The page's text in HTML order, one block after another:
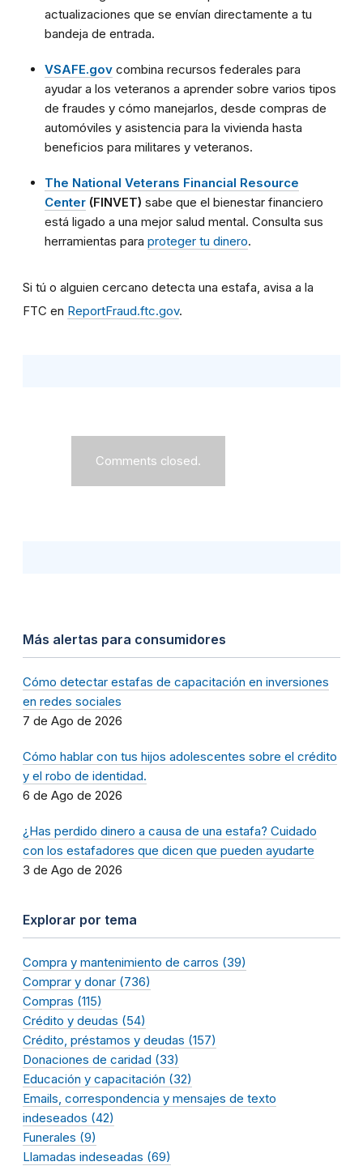
actualizaciones que se envían directamente a tu
bandeja de entrada.
VSAFE.gov combina recursos federales para
ayudar a los veteranos a aprender sobre varios tipos
de fraudes y cómo manejarlos, desde compras de
automóviles y asistencia para la vivienda hasta
beneficios para militares y veteranos.
The National Veterans Financial Resource
Center (FINVET) sabe que el bienestar financiero
está ligado a una mejor salud mental. Consulta sus
herramientas para proteger tu dinero.
Si tú o alguien cercano detecta una estafa, avisa a la
FTC en ReportFraud.ftc.gov.
Comments closed.
Más alertas para consumidores
Cómo detectar estafas de capacitación en inversiones
en redes sociales
7 de Ago de 2026
Cómo hablar con tus hijos adolescentes sobre el crédito
y el robo de identidad.
6 de Ago de 2026
¿Has perdido dinero a causa de una estafa? Cuidado
con los estafadores que dicen que pueden ayudarte
3 de Ago de 2026
Explorar por tema
Compra y mantenimiento de carros (39)
Comprar y donar (736)
Compras (115)
Crédito y deudas (54)
Crédito, préstamos y deudas (157)
Donaciones de caridad (33)
Educación y capacitación (32)
Emails, correspondencia y mensajes de texto
indeseados (42)
Funerales (9)
Llamadas indeseadas (69)